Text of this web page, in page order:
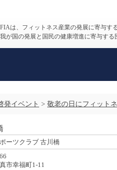
FIAは、フィットネス産業の発展に寄与す
我が国の発展と国民の健康増進に寄与する
発イベント > 敬老の日にフィット
ーツクラブ 古川橋
市幸福町1-11